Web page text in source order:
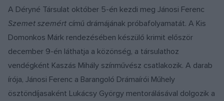
A Déryné Társulat október 5-én kezdi meg Jánosi Ferenc
Szemet szemért című drámájának próbafolyamatát. A Kis
Domonkos Márk rendezésében készülő krimit először
december 9-én láthatja a közönség, a társulathoz
vendégként Kaszás Mihály színművész csatlakozik. A darab
írója, Jánosi Ferenc a Barangoló Drámaírói Műhely
ösztöndíjasaként Lukácsy György mentorálásával dolgozik a